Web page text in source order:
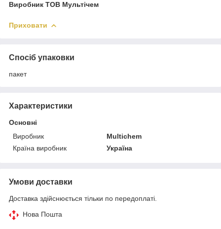
Виробник ТОВ Мультічем
Приховати
Спосіб упаковки
пакет
Характеристики
Основні
Виробник
Multichem
Країна виробник
Україна
Умови доставки
Доставка здійснюється тільки по передоплаті.
Нова Пошта